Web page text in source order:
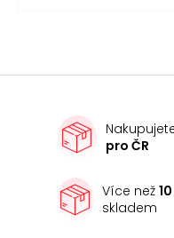
pro ČR
Více než
skladem